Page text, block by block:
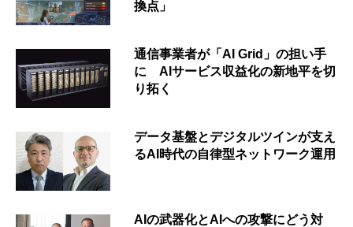
換点」
通信事業者が「AI Grid」の担い手
に AIサービス収益化の新地平を切
り拓く
データ基盤とデジタルツインが支え
るAI時代の自律型ネットワーク運用
AIの武器化とAIへの攻撃にどう対